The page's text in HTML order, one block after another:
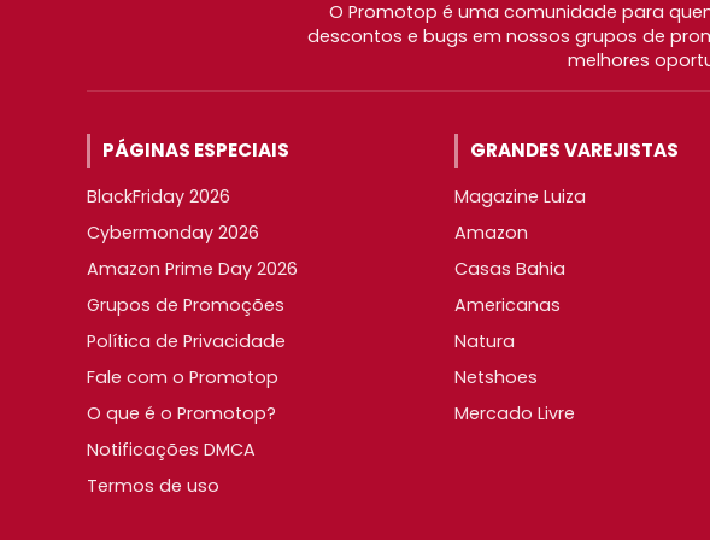
O Promotop é uma comunidade para
descontos e bugs em nossos grupos de
melhores
PÁGINAS ESPECIAIS
BlackFriday 2026
Cybermonday 2026
Amazon Prime Day 2026
Grupos de Promoções
Política de Privacidade
Fale com o Promotop
O que é o Promotop?
Notificações DMCA
Termos de uso
GRANDES VAREJISTAS
Magazine Luiza
Amazon
Casas Bahia
Americanas
Natura
Netshoes
Mercado Livre